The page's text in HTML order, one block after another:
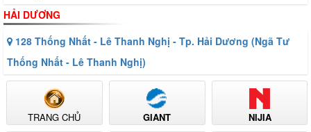
HẢI DƯƠNG
128 Thống Nhất - Lê Thanh Nghị - Tp. Hải Dương (Ngã Tư
Thống Nhất - Lê Thanh Nghị)
TRANG CHỦ GIANT NIJIA